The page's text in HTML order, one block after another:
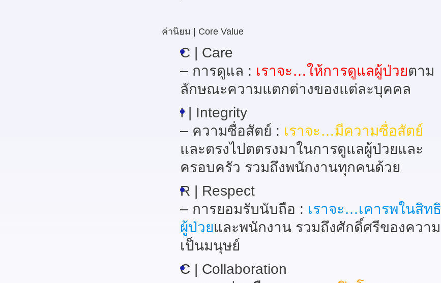
ค่านิยม | Core Value
C | Care
– การดูแล : เราจะ…ให้การดูแลผู้ป่วยตาม
ลักษณะความแตกต่างของแต่ละบุคคล
I| Integrity
– ความซื่อสัตย์ : เราจะ…มีความซื่อสัตย์
และตรงไปตตรงมาในการดูแลผู้ป่วยและ
ครอบครัว รวมถึงพนักงานทุกคนด้วย
R | Respect
– การยอมรับนับถือ : เราจะ…เคารพในสิทธิ
ผู้ป่วยและพนักงาน รวมถึงศักดิ์ศรีของความ
เป็นมนุษย์
C | Collaboration